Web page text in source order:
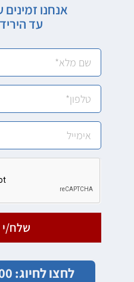
אנחנו
עד
שלח/י
לחצו לחיוג: 077-9967000